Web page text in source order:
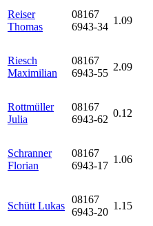
Reiser
Thomas
08167
6943-34
1.09
Riesch
Maximilian
08167
6943-55
2.09
Rottmüller
Julia
08167
6943-62
0.12
Schranner
Florian
08167
6943-17
1.06
Schütt Lukas
08167
6943-20
1.15